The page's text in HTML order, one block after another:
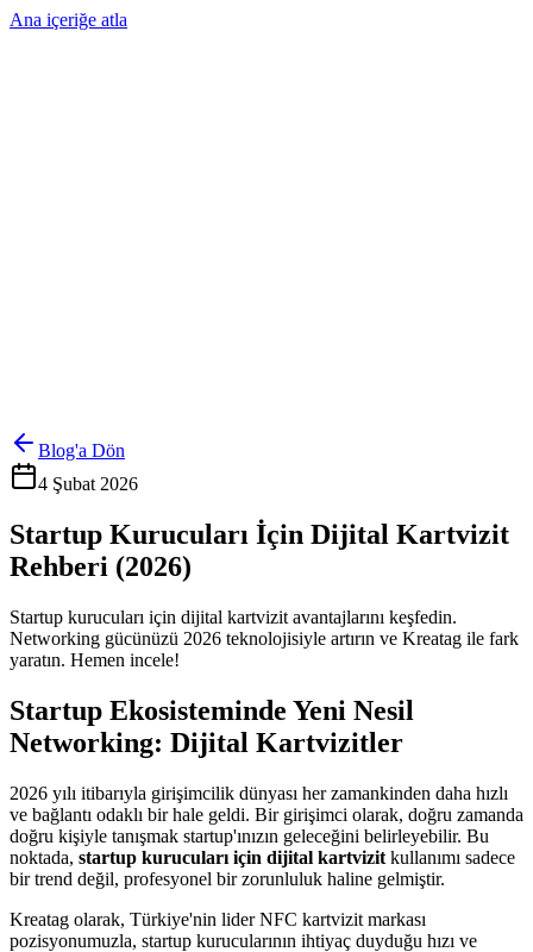
Ana içeriğe atla
Blog'a Dön
4 Şubat 2026
Startup Kurucuları İçin Dijital Kartvizit
Rehberi (2026)
Startup kurucuları için dijital kartvizit avantajlarını keşfedin.
Networking gücünüzü 2026 teknolojisiyle artırın ve Kreatag ile fark
yaratın. Hemen incele!
Startup Ekosisteminde Yeni Nesil
Networking: Dijital Kartvizitler
2026 yılı itibarıyla girişimcilik dünyası her zamankinden daha hızlı
ve bağlantı odaklı bir hale geldi. Bir girişimci olarak, doğru zamanda
doğru kişiyle tanışmak startup'ınızın geleceğini belirleyebilir. Bu
noktada, startup kurucuları için dijital kartvizit kullanımı sadece
bir trend değil, profesyonel bir zorunluluk haline gelmiştir.
Kreatag olarak, Türkiye'nin lider NFC kartvizit markası
pozisyonumuzla, startup kurucularının ihtiyaç duyduğu hızı ve